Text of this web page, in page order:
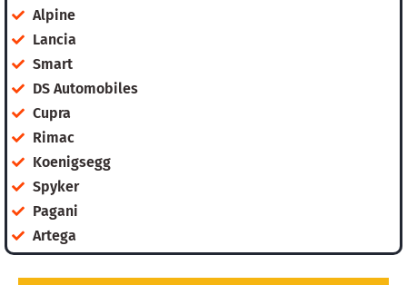
Alpine
Lancia
Smart
DS Automobiles
Cupra
Rimac
Koenigsegg
Spyker
Pagani
Artega